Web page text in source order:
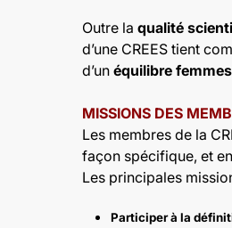
Outre la qualité
d’une CREES tient
d’un équilibre
MISSIONS DES
Les membres de la
façon spécifique, et
Les principales
Participer à la